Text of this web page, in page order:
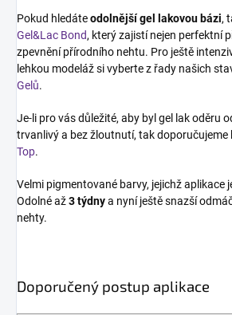
Pokud hledáteodolnější gel lakovou bázi,
Gel&Lac Bond, který zajistí nejen perfektní
zpevnění přírodního nehtu. Pro ještě
lehkou modeláž si vyberte z řady našich
Gelů.
Je-li pro vás důležité, aby byl gel lak oděru
trvanlivý a bez žloutnutí, tak doporučujeme
Top.
Velmi pigmentované barvy, jejichž aplikace
Odolné až3 týdnya nyní ještě snazší
nehty.
Doporučený postup aplikace